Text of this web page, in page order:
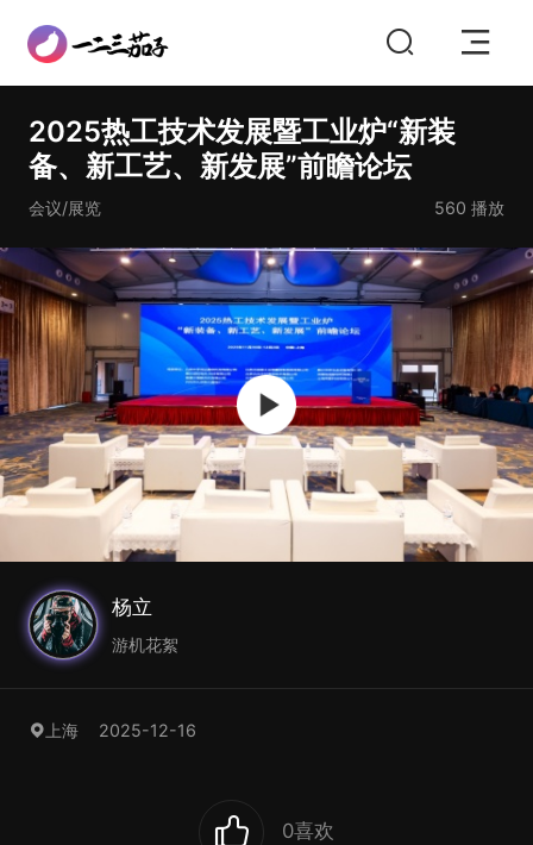
2025热工技术发展暨工业炉“新装
备、新工艺、新发展”前瞻论坛
会议/展览 560 播放
杨立
游机花絮
上海 2025-12-16
0喜欢